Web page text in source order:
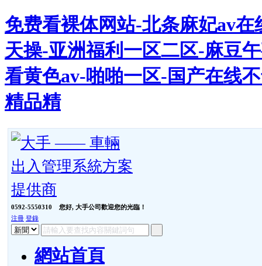
免费看裸体网站-北条麻妃av
天操-亚洲福利一区二区-麻豆
看黄色av-啪啪一区-国产在线
精品精
0592-5550310 您好, 大手公司歡迎您的光臨！
注冊 登錄
網站首頁